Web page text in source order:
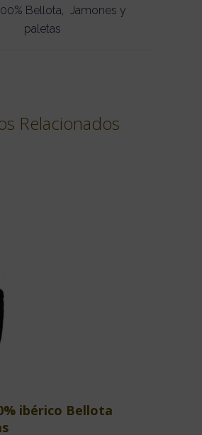
Bellota
Jamones y
paletas
Relacionados
ibérico Bellota